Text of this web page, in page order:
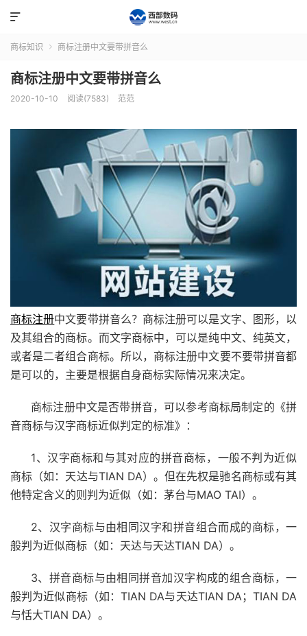

商标知识  商标注册中文要带拼音么
商标注册中文要带拼音么
2020-10-10 阅读(7583) 范范
商标注册中文要带拼音么？商标注册可以是文字、图形，以
及其组合的商标。而文字商标中，可以是纯中文、纯英文，
或者是二者组合商标。所以，商标注册中文要不要带拼音都
是可以的，主要是根据自身商标实际情况来决定。
商标注册中文是否带拼音，可以参考商标局制定的《拼
音商标与汉字商标近似判定的标准》：
1、汉字商标和与其对应的拼音商标，一般不判为近似
商标（如：天达与TIAN DA）。但在先权是驰名商标或有其
他特定含义的则判为近似（如：茅台与MAO TAI）。
2、汉字商标与由相同汉字和拼音组合而成的商标，一
般判为近似商标（如：天达与天达TIAN DA）。
3、拼音商标与由相同拼音加汉字构成的组合商标，一
般判为近似商标（如：TIAN DA与天达TIAN DA；TIAN DA
与恬大TIAN DA）。